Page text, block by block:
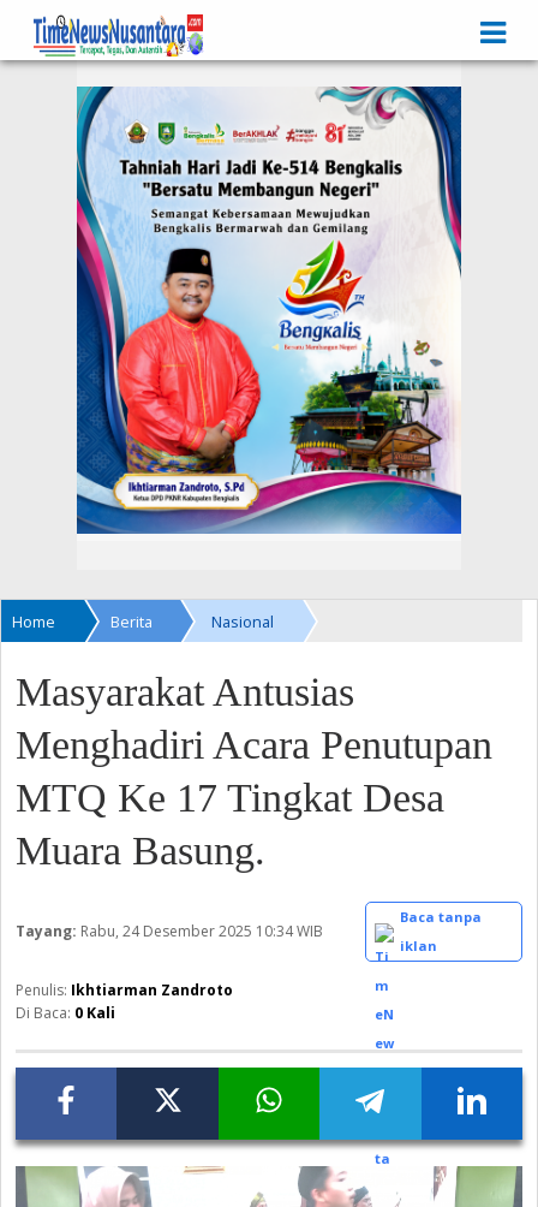
Iklan
Home Berita Nasional
Masyarakat Antusias
Menghadiri Acara Penutupan
MTQ Ke 17 Tingkat Desa
Muara Basung.
Tayang: Rabu, 24 Desember 2025 10:34 WIB
Baca tanpa
iklan
Ikhtiarman Zandroto
Di Baca: 0 Kali